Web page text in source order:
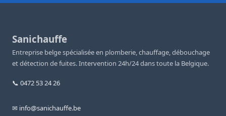
Sanichauffe
Entreprise belge spécialisée en plomberie, chauffage, débouchage
et détection de fuites. Intervention 24h/24 dans toute la Belgique.
📞 0472 53 24 26
✉ info@sanichauffe.be